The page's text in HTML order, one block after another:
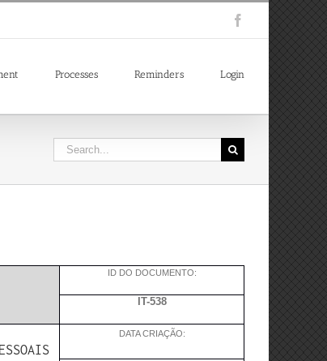
Processes Reminders Login
Search
for:
ID DO DOCUMENTO:
IT-538
DATA CRIAÇÃO: